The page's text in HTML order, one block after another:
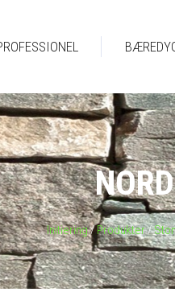
Initiering/Produkter/